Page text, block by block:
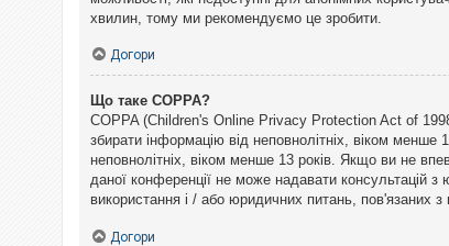
хвилин, тому ми рекомендуємо це зробити.
Догори
Що таке COPPA?
COPPA (Children's Online Privacy Protection Act of
збирати інформацію від неповнолітніх, віком
неповнолітніх, віком менше 13 років. Якщо ви не
даної конференції не може надавати консультацій
використання і / або юридичних питань, пов'язаних
Догори